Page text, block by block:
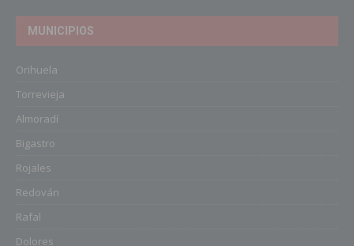
MUNICIPIOS
Orihuela
Torrevieja
Almoradí
Bigastro
Rojales
Redován
Rafal
Dolores